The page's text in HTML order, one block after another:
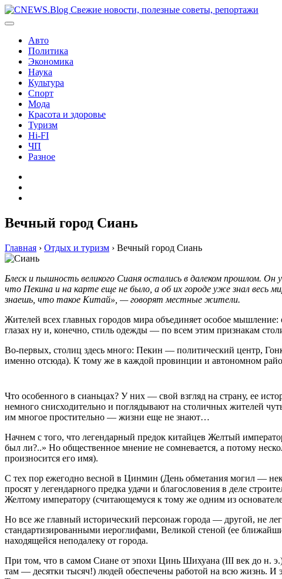
Перейти
к
Авто
Политика
Экономика
Наука
Культура
Спорт
Мода
Красота и здоровье
Туризм
Hi-FI
ЧП
Разное
Вечный город Сиань
Главная › Отдых и туризм › Вечный город Сиань
Блеск и пышность великого Сианя остались в далеком прошлом.
что Пекина и на карте еще не было, а об их городе уже знал весь
знаешь, что такое Китай», — говорят местные жители.
Жителей всех главных городов мира объединяет особое
глазах ну и, конечно, стиль одежды — по всем этим признакам
Во-первых, столиц здесь много: Пекин — политический центр,
именно отсюда). К тому же в каждой провинции и автономном
Что особенного в сианьцах? У них — свой взгляд на страну, ее
немного снисходительно и поглядывают на столичных жителей
им многое простительно — жизни еще не знают…
Начнем с того, что легендарный предок китайцев Желтый
был ли?..» Но общественное мнение не сомневается, а потому
произносится его имя).
С тех пор ежегодно весной в Цинмин (День обметания могил —
просят у легендарного предка удачи и благословения в деле
Желтому императору (считающемуся к тому же одним из
Но все же главный исторический персонаж города — другой, не
стандартизированными иероглифами, Великой стеной (ее
находящейся неподалеку от города.
При том, что в самом Сиане от эпохи Цинь Шихуана (III век до н. э.)
там — десятки тысяч!) людей обеспечены работой на всю жизнь. И